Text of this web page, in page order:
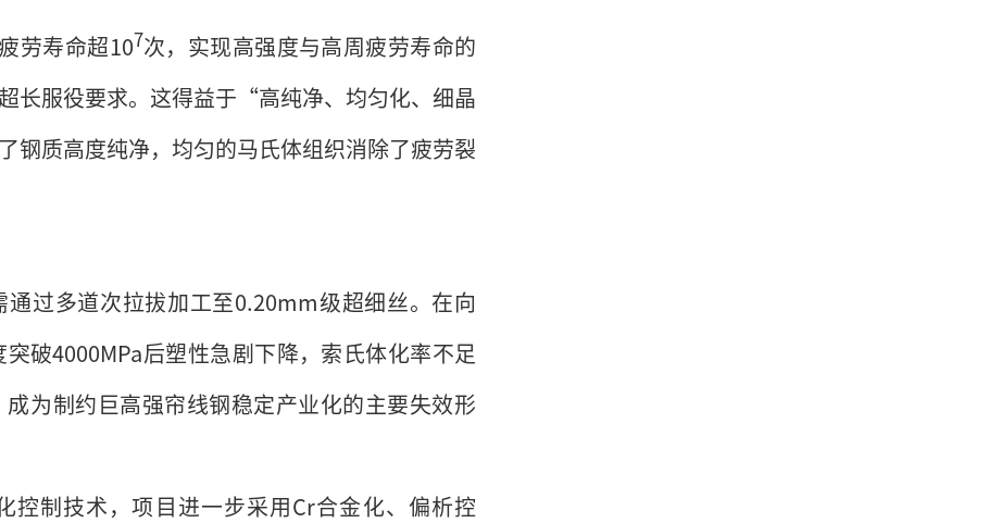
劳寿命超107次，实现高强度与高周疲劳寿命的
长服役要求。这得益于“高纯净、均匀化、细晶
钢质高度纯净，均匀的马氏体组织消除了疲劳裂
过多道次拉拔加工至0.20mm级超细丝。在向
破4000MPa后塑性急剧下降，索氏体化率不足
为制约巨高强帘线钢稳定产业化的主要失效形
控制技术，项目进一步采用Cr合金化、偏析控